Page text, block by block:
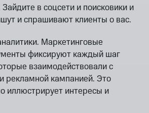
в соцсети и поисковики и
и спрашивают клиенты о вас.
Маркетинговые
фиксируют каждый шаг
взаимодействовали с
рекламной кампанией. Это
иллюстрирует интересы и